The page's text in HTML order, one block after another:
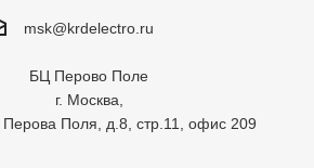
msk@krdelectro.ru
БЦ Перово Поле
г. Москва,
Перова Поля, д.8, стр.11, офис 209